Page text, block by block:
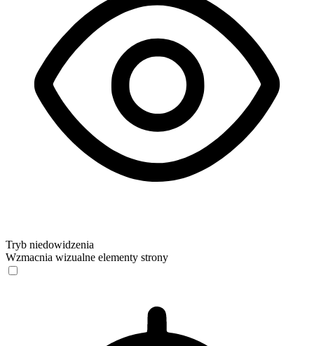
Tryb niedowidzenia
Wzmacnia wizualne elementy strony